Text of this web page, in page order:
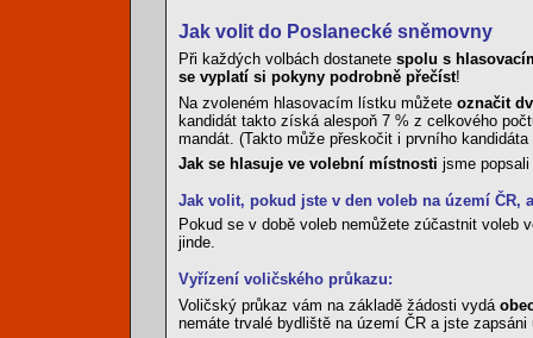
Jak volit do Poslanecké sněmovny
Při každých volbách dostanete spolu s
se vyplatí si pokyny podrobně přečíst!
Na zvoleném hlasovacím lístku můžete označit
kandidát takto získá alespoň 7 % z celkového
mandát. (Takto může přeskočit i prvního
Jak se hlasuje ve volební místnosti jsme popsali
Jak volit, pokud jste v den voleb na území ČR,
Pokud se v době voleb nemůžete zúčastnit
jinde.
Vyřízení voličského průkazu:
Voličský průkaz vám na základě žádosti vydá
nemáte trvalé bydliště na území ČR a jste